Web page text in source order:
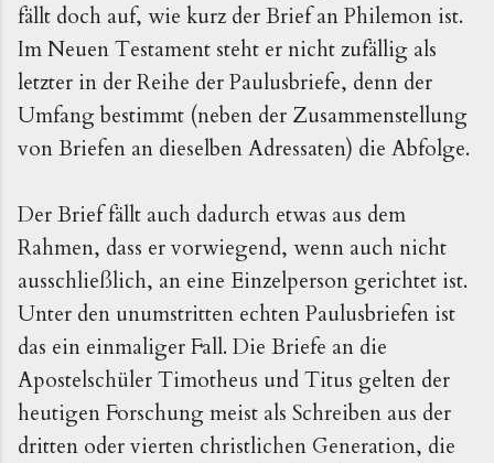
fällt doch auf, wie kurz der Brief an Philemon ist.
Im Neuen Testament steht er nicht zufällig als
letzter in der Reihe der Paulusbriefe, denn der
Umfang bestimmt (neben der Zusammenstellung
von Briefen an dieselben Adressaten) die Abfolge.
Der Brief fällt auch dadurch etwas aus dem
Rahmen, dass er vorwiegend, wenn auch nicht
ausschließlich, an eine Einzelperson gerichtet ist.
Unter den unumstritten echten Paulusbriefen ist
das ein einmaliger Fall. Die Briefe an die
Apostelschüler Timotheus und Titus gelten der
heutigen Forschung meist als Schreiben aus der
dritten oder vierten christlichen Generation, die